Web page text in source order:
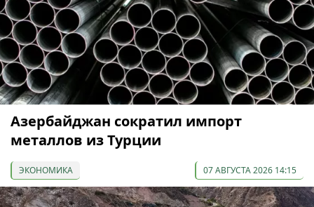
Азербайджан сократил импорт
металлов из Турции
ЭКОНОМИКА 07 АВГУСТА 2026 14:15